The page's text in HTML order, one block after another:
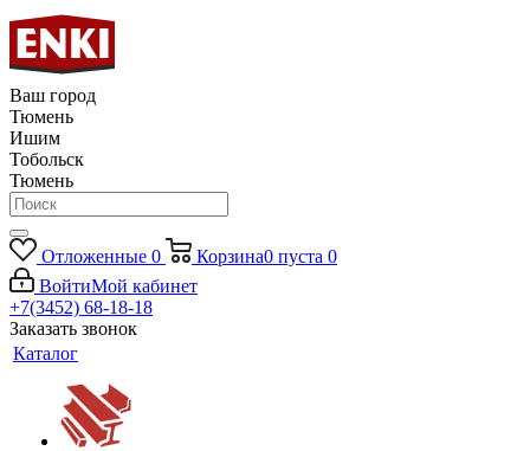
Ваш город
Тюмень
Ишим
Тобольск
Тюмень
Отложенные 0 Корзина0 пуста 0
ВойтиМой кабинет
+7(3452) 68-18-18
Заказать звонок
Каталог